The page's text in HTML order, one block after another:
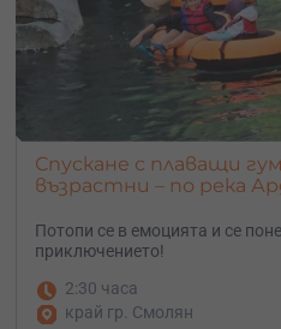
Спускане с плаващи
възрастни – по река
Потопи се в емоцията и се
приключението!
2:30 часа
край гр. Смолян